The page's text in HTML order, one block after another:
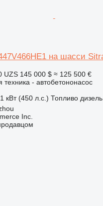
на шасси
UZS 145 000 $ ≈ 125 500 €
техника - автобетононасос
кВт (450 л.с.) Топливо дизель
Inc.